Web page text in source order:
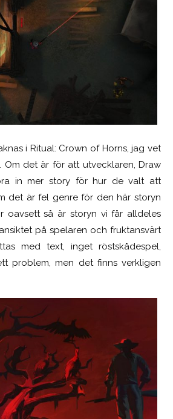
i Ritual: Crown of Horns, jag vet
Om det är för att utvecklaren, Draw
in mer story för hur de valt att
det är fel genre för den här storyn
oavsett så är storyn vi får alldeles
på spelaren och fruktansvärt
med text, inget röstskådespel,
problem, men det finns verkligen